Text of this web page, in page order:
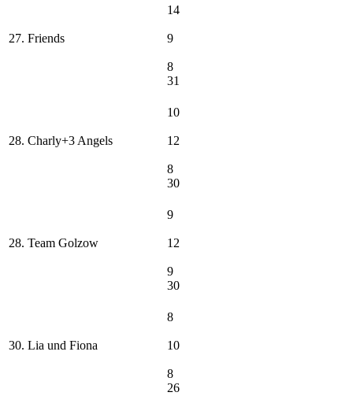
27. Friends
14
9
8
31
28. Charly+3 Angels
10
12
8
30
28. Team Golzow
9
12
9
30
30. Lia und Fiona
8
10
8
26